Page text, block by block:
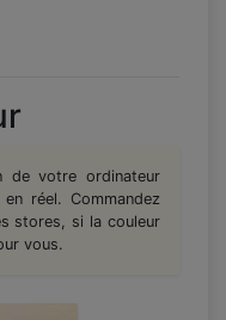
de votre ordinateur
réel. Commandez
stores, si la couleur
vous.